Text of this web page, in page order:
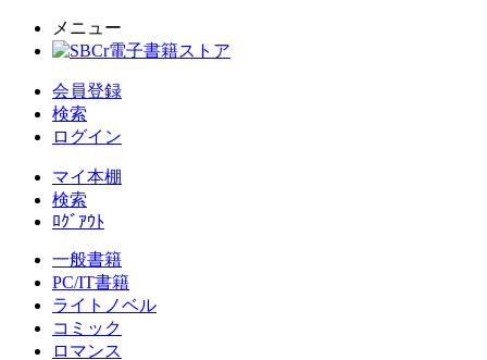
メニュー
会員登録
検索
ログイン
マイ本棚
検索
ﾛｸﾞｱｳﾄ
一般書籍
PC/IT書籍
ライトノベル
コミック
ロマンス